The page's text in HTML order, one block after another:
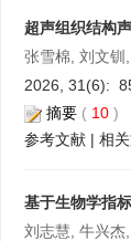
超声组织结构
张雪棉, 刘文钏
2026, 31(6):
摘要 ( 10 )
参考文献 | 相
基于生物学指
刘志慧, 牛兴杰